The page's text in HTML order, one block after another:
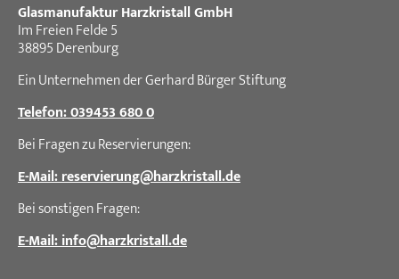
Glasmanufaktur Harzkristall GmbH
Im Freien Felde 5
38895 Derenburg
Ein Unternehmen der Gerhard Bürger Stiftung
Telefon: 039453 680 0
Bei Fragen zu Reservierungen:
E-Mail: reservierung@harzkristall.de
Bei sonstigen Fragen:
E-Mail: info@harzkristall.de